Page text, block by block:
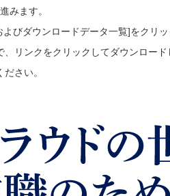
みます。
びダウンロードデータ一覧]をクリッ
リンクをクリックしてダウンロード
さい。